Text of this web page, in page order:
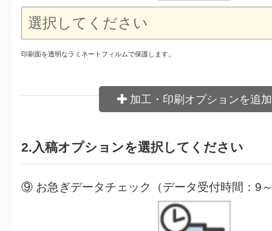
印刷面を透明なラミネートフィルムで保護します。
加工・印刷オプションを追加
2.入稿オプションを選択してください
⑨ お急ぎデータチェック（データ受付時間：9